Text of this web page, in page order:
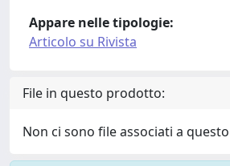
Appare nelle tipologie:
Articolo su Rivista
File in questo prodotto:
Non ci sono file associati a